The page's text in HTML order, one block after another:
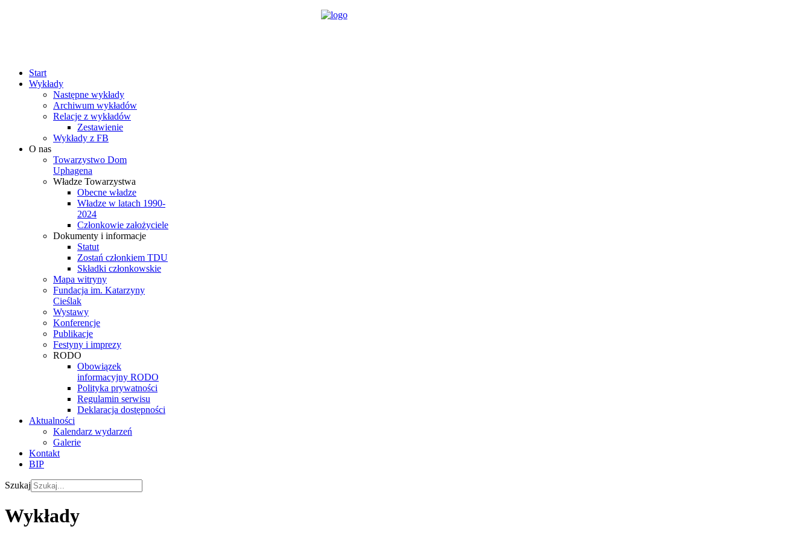
Start
Wykłady
Następne wykłady
Archiwum wykładów
Relacje z wykładów
Zestawienie
Wykłady z FB
O nas
Towarzystwo Dom
Uphagena
Władze Towarzystwa
Obecne władze
Władze w latach 1990-
2024
Członkowie założyciele
Dokumenty i informacje
Statut
Zostań członkiem TDU
Składki członkowskie
Mapa witryny
Fundacja im. Katarzyny
Cieślak
Wystawy
Konferencje
Publikacje
Festyny i imprezy
RODO
Obowiązek
informacyjny RODO
Polityka prywatności
Regulamin serwisu
Deklaracja dostępności
Aktualności
Kalendarz wydarzeń
Galerie
Kontakt
BIP
Szukaj
Wykłady